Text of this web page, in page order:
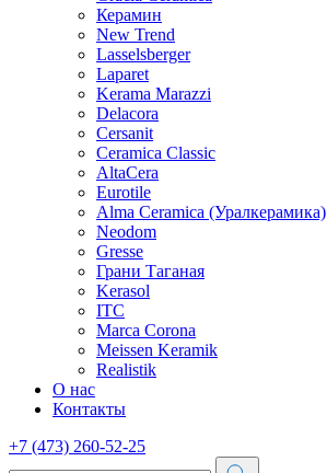
Керамин
New Trend
Lasselsberger
Laparet
Kerama Marazzi
Delacora
Cersanit
Ceramica Classic
AltaCera
Eurotile
Alma Ceramica (Уралкерамика)
Neodom
Gresse
Грани Таганая
Kerasol
ITC
Marca Corona
Meissen Keramik
Realistik
О нас
Контакты
+7 (473) 260-52-25